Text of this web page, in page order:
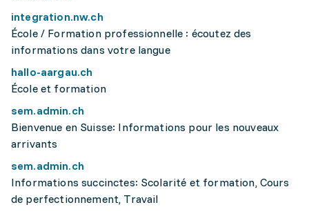
integration.nw.ch
École / Formation professionnelle : écoutez des
informations dans votre langue
hallo-aargau.ch
École et formation
sem.admin.ch
Bienvenue en Suisse: Informations pour les nouveaux
arrivants
sem.admin.ch
Informations succinctes: Scolarité et formation, Cours
de perfectionnement, Travail